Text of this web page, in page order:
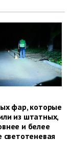
фар, которые
из штатных,
и белее
светотеневая